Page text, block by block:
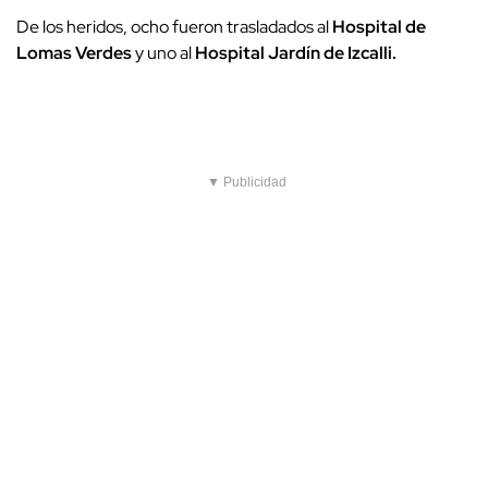
De los heridos, ocho fueron trasladados alHospital de
Lomas Verdesy uno alHospital Jardín de Izcalli.
▼ Publicidad